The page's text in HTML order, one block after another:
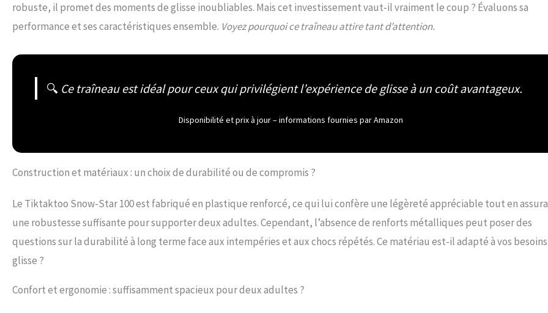
robuste, il promet des moments de glisse inoubliables. Mais cet investissement vaut-il vraiment le coup ? Évaluons sa
performance et ses caractéristiques ensemble. Voyez pourquoi ce traîneau attire tant d’attention.
🔍 Ce traîneau est idéal pour ceux qui privilégient l’expérience de glisse à un coût avantageux.
Disponibilité et prix à jour – informations fournies par Amazon
Construction et matériaux : un choix de durabilité ou de compromis ?
Le Tiktaktoo Snow-Star 100 est fabriqué en plastique renforcé, ce qui lui confère une légèreté appréciable tout en
une robustesse suffisante pour supporter deux adultes. Cependant, l’absence de renforts métalliques peut poser des
questions sur la durabilité à long terme face aux intempéries et aux chocs répétés. Ce matériau est-il adapté à vos
glisse ?
Confort et ergonomie : suffisamment spacieux pour deux adultes ?